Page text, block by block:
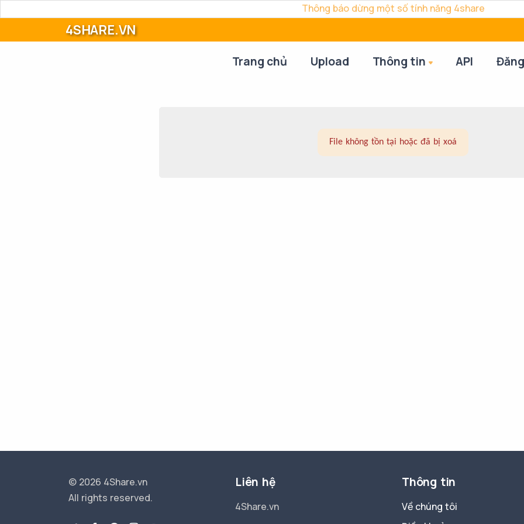
Thông báo dừng một số tính năng 4share
4SHARE.VN
Trang chủ Upload Thông tin API
File không tồn tại hoặc đã bị xoá
© 2026 4Share.vn
All rights reserved.
Liên hệ
4Share.vn
Thông tin
Về chúng tôi